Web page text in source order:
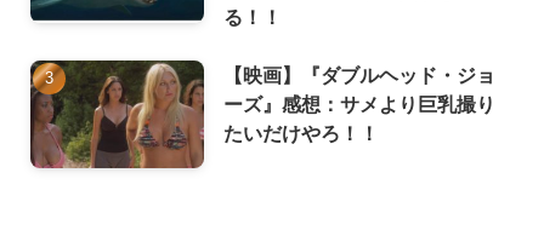
る！！
【映画】『ダブルヘッド・ジョ
ーズ』感想：サメより巨乳撮り
たいだけやろ！！